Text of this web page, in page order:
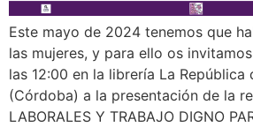
Este mayo de 2024 tenemos que
las mujeres, y para ello os
las 12:00 en la librería La República
(Córdoba) a la presentación de la
LABORALES Y TRABAJO DIGNO